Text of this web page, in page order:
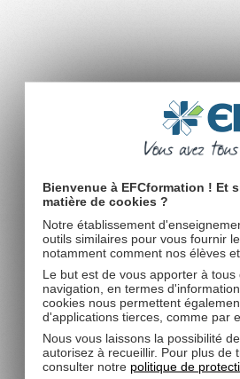
Bienvenue à EFCformation ! Et
matière de cookies ?
Notre établissement
outils similaires pour vous fournir
notamment comment nos élèves
Le but est de vous apporter à
navigation, en termes
cookies nous permettent
d'applications tierces, comme par
Nous vous laissons la possibilité
autorisez à recueillir. Pour plus de
consulter notre politique de